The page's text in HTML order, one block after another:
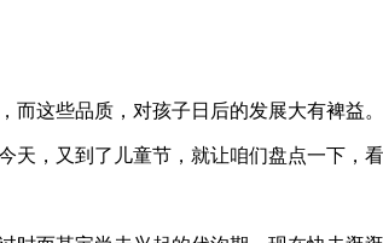
这些品质，对孩子日后的发展大有裨益。
，又到了儿童节，就让咱们盘点一下，